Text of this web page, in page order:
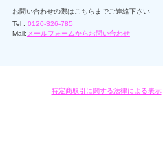
お問い合わせの際はこちらまでご連絡下さい
Tel : 0120-326-785
Mail: メールフォームからお問い合わせ
特定商取引に関する法律による表示/